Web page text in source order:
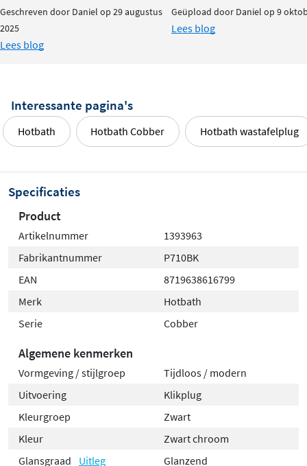
Geschreven door Daniel op 29 augustus
2025
Lees blog
Geüpload door Daniel op 9
Lees blog
Interessante pagina's
Hotbath Hotbath Cobber Hotbath wastafelplug
Specificaties
Product
Artikelnummer
1393963
Fabrikantnummer
P710BK
EAN
8719638616799
Merk
Hotbath
Serie
Cobber
Algemene kenmerken
Vormgeving / stijlgroep
Tijdloos / modern
Uitvoering
Klikplug
Kleurgroep
Zwart
Kleur
Zwart chroom
Glansgraad
Uitleg Glanzend